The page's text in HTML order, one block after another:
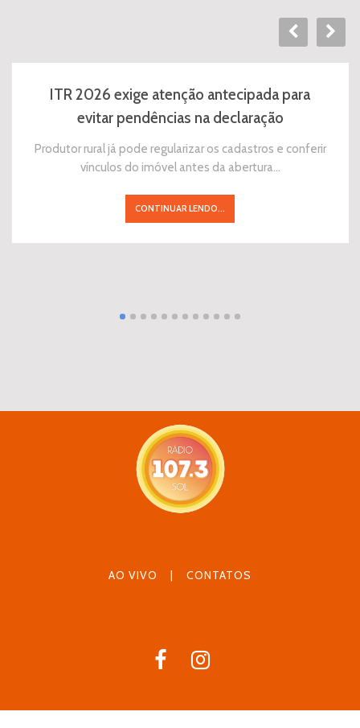
ITR 2026 exige atenção antecipada para
evitar pendências na declaração
Produtor rural já pode regularizar os cadastros e conferir
vínculos do imóvel antes da abertura…
CONTINUAR LENDO...
AO VIVO | CONTATOS